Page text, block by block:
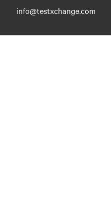
info@testxchange.com